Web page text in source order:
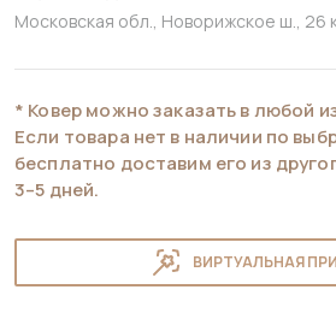
Московская обл., Новорижское ш., 26
* Ковер можно заказать в любой
Если товара нет в наличии по
бесплатно доставим его из
3–5 дней.
ВИРТУАЛЬНАЯ